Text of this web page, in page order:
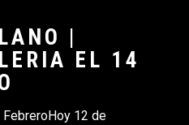
|
EL 14
12 de